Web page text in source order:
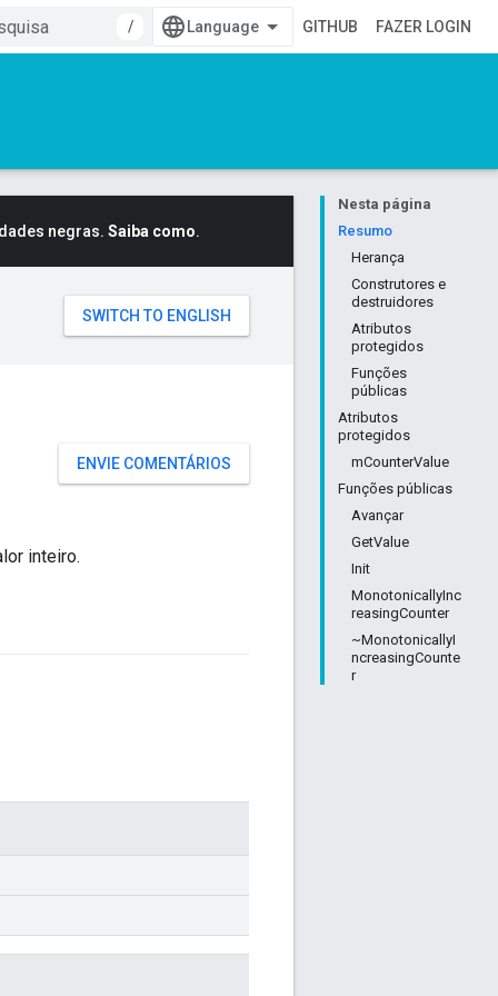
/ GITHUB FAZER LOGIN
Nesta página
Resumo
Herança
Construtores e
destruidores
Atributos
protegidos
Funções
públicas
Atributos
protegidos
mCounterValue
Funções públicas
Avançar
GetValue
Init
MonotonicallyInc
reasingCounter
~MonotonicallyI
ncreasingCounte
r
negras. Saiba como.
ENVIE COMENTÁRIOS
inteiro.